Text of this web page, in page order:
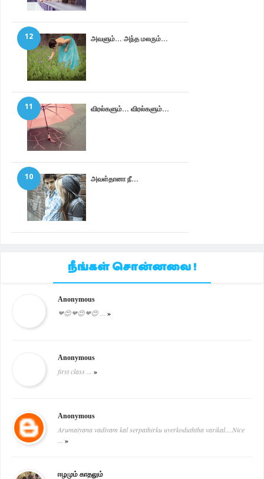
அவளும்... அந்த மலரும்...
12
விரல்களும்... விரல்களும்...
11
அவள்தானா நீ...
10
நீங்கள் சொன்னவை !
Anonymous
❤😍❤😍❤😍 ... »
Anonymous
first class ... »
Anonymous
Arumaiyana vadivam kal serpathirku uyerkoduththa varikal....Nice
»
ஈழமும் காதலும்